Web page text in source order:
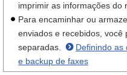
imprimir as informações do
Para encaminhar ou
enviados e recebidos, você
separadas.
Definindo as
e backup de faxes